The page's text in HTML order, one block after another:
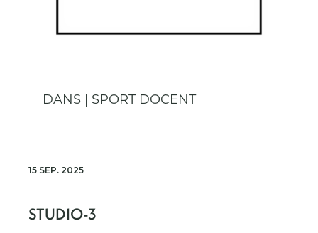
DANS | SPORT DOCENT
15 SEP. 2025
STUDIO-3